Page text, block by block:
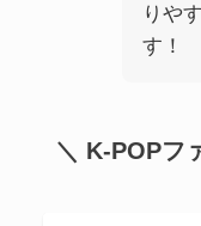
りや
す！
＼ K-POPフ